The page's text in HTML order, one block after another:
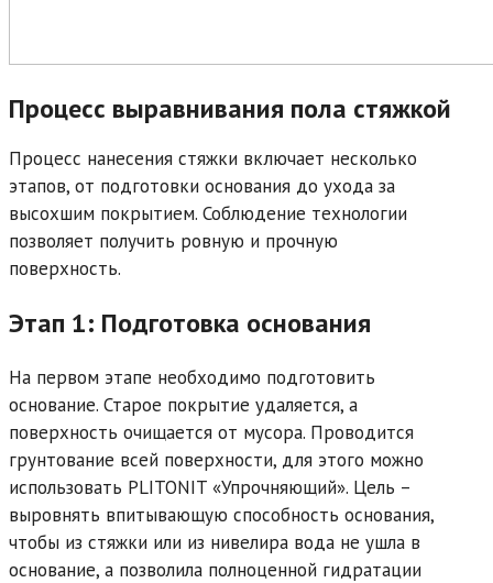
Процесс выравнивания пола стяжкой
Процесс нанесения стяжки включает несколько
этапов, от подготовки основания до ухода за
высохшим покрытием. Соблюдение технологии
позволяет получить ровную и прочную
поверхность.
Этап 1: Подготовка основания
На первом этапе необходимо подготовить
основание. Старое покрытие удаляется, а
поверхность очищается от мусора. Проводится
грунтование всей поверхности, для этого можно
использовать PLITONIT «Упрочняющий». Цель –
выровнять впитывающую способность основания,
чтобы из стяжки или из нивелира вода не ушла в
основание, а позволила полноценной гидратации